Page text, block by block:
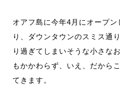
オアフ島に今年4月にオープ
り、ダウンタウンのスミス通
り過ぎてしまいそうな小さな
もかかわらず、いえ、だから
てきます。